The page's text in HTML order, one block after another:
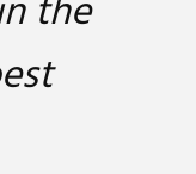
the